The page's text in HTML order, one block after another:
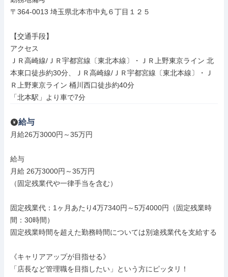
〒364-0013 埼玉県北本市中丸６丁目１２５
【交通手段】
アクセス
ＪＲ高崎線/ＪＲ宇都宮線〔東北本線〕・ＪＲ上野東京ライン 北
本東口徒歩約30分、ＪＲ高崎線/ＪＲ宇都宮線〔東北本線〕・Ｊ
Ｒ上野東京ライン 桶川西口徒歩約40分
「北本駅」より車で7分
給与
月給26万3000円～35万円
給与
月給 26万3000円～35万円
（固定残業代や一律手当を含む）
固定残業代：1ヶ月あたり4万7340円～5万4000円（固定残業時
間：30時間）
固定残業時間を超えた勤務時間については別途残業代を支給する
《キャリアアップが目指せる》
「店長など管理職を目指したい」という方にピッタリ！